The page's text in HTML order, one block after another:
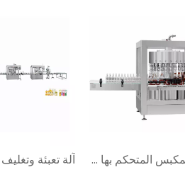
آلة تعبئة المكبس المتحكم بها ZHDP-1924B PLC